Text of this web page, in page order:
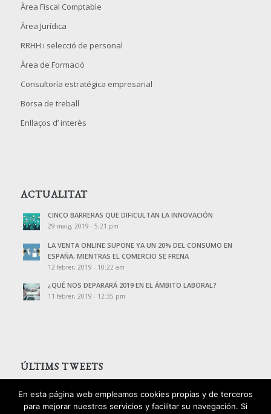
Àrea Fiscal Comptable
Àrea Jurídica
RRHH i selecció de personal
Àrea de Formació
Consultoría estratégica empresarial
Borsa de treball
Enllaços d’ interès
ACTUALITAT
CINCO BARRERAS QUE DIFICULTAN LA INNOVACIÓN
29 maig, 2019 - 5:21 pm
LA VENTA ONLINE SUPONE YA UN 20% DEL CONSUMO EN
ESPAÑA, MIENTRAS EL COMERCIO SE FRENA
12 febrer, 2019 - 10:22 am
¿QUÉ NOS DEPARARÁ 2019 EN EL ÁMBITO LABORAL?
11 febrer, 2019 - 12:35 pm
ÚLTIMS TWEETS
Tweets de @PalomoAssessors
En esta página web empleamos cookies propias y de terceros
para mejorar nuestros servicios y facilitar su navegación. Si